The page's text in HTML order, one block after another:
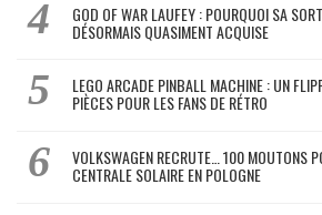
GOD OF WAR LAUFEY : POURQUOI SA
DÉSORMAIS QUASIMENT ACQUISE
LEGO ARCADE PINBALL MACHINE : UN
PIÈCES POUR LES FANS DE RÉTRO
VOLKSWAGEN RECRUTE… 100 MOUTONS
CENTRALE SOLAIRE EN POLOGNE